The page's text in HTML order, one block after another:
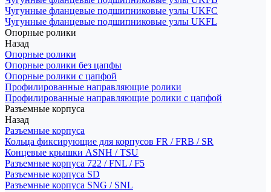
Чугунные фланцевые подшипниковые узлы UKFC
Чугунные фланцевые подшипниковые узлы UKFL
Опорные ролики
Назад
Опорные ролики
Опорные ролики без цапфы
Опорные ролики с цапфой
Профилированные направляющие ролики
Профилированные направляющие ролики с цапфой
Разъемные корпуса
Назад
Разъемные корпуса
Кольца фиксирующие для корпусов FR / FRB / SR
Концевые крышки ASNH / TSU
Разъемные корпуса 722 / FNL / F5
Разъемные корпуса SD
Разъемные корпуса SNG / SNL